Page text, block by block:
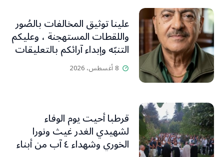
علينا توثيق المخالفات بالصُور
واللقطات المستهجنة ، وعليكم
التنبّه وإبداء آرائكم بالتعليقات
(جورج صبّاغ)
8 أغسطس، 2026
قرطبا أحيت يوم الوفاء
لشهيدي الغدر غيث ونورا
الخوري وشهداء ٤ آب من أبناء